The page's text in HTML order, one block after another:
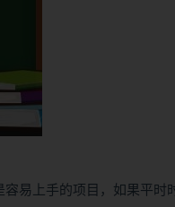
易上手的项目，如果平时